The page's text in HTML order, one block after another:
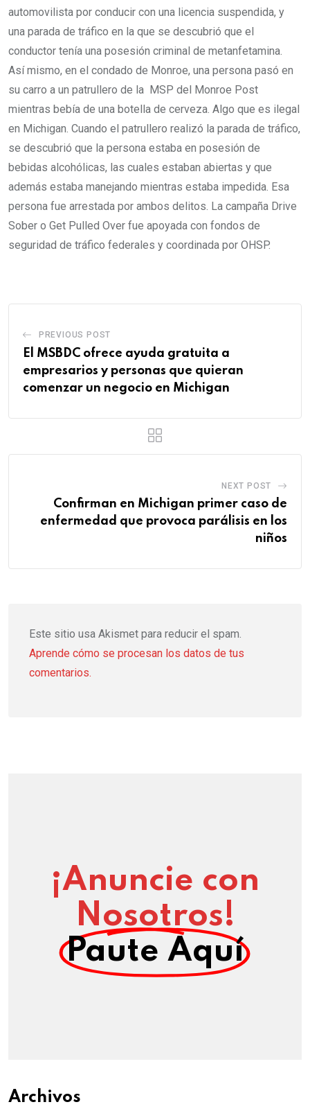
automovilista por conducir con una licencia suspendida, y
una parada de tráfico en la que se descubrió que el
conductor tenía una posesión criminal de metanfetamina.
Así mismo, en el condado de Monroe, una persona pasó en
su carro a un patrullero de la MSP del Monroe Post
mientras bebía de una botella de cerveza. Algo que es ilegal
en Michigan. Cuando el patrullero realizó la parada de tráfico,
se descubrió que la persona estaba en posesión de
bebidas alcohólicas, las cuales estaban abiertas y que
además estaba manejando mientras estaba impedida. Esa
persona fue arrestada por ambos delitos. La campaña Drive
Sober o Get Pulled Over fue apoyada con fondos de
seguridad de tráfico federales y coordinada por OHSP.
PREVIOUS POST
El MSBDC ofrece ayuda gratuita a
empresarios y personas que quieran
comenzar un negocio en Michigan
NEXT POST
Confirman en Michigan primer caso de
enfermedad que provoca parálisis en los
niños
Este sitio usa Akismet para reducir el spam.
Aprende cómo se procesan los datos de tus
comentarios.
¡Anuncie con
Nosotros!
Paute Aquí
Archivos